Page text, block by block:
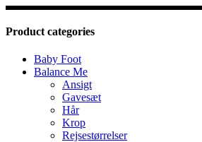
Product categories
Baby Foot
Balance Me
Ansigt
Gavesæt
Hår
Krop
Rejsestørrelser